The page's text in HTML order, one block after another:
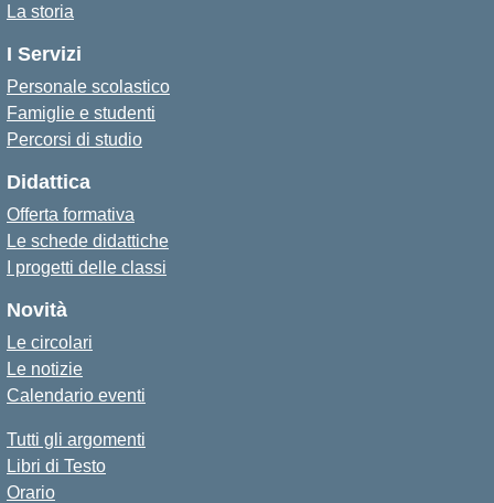
La storia
I Servizi
Personale scolastico
Famiglie e studenti
Percorsi di studio
Didattica
Offerta formativa
Le schede didattiche
I progetti delle classi
Novità
Le circolari
Le notizie
Calendario eventi
Tutti gli argomenti
Libri di Testo
Orario